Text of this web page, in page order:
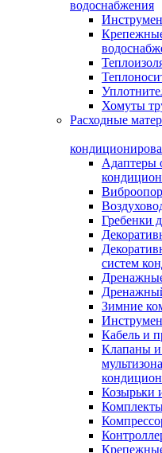
водоснабжения
Хомуты
Расходные
Адаптеры
Гребенки
систем
Зимние
Кабель и
Клапаны и
Козырьки